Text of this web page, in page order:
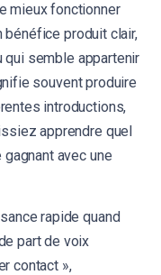
mieux fonctionner
produit clair,
qui semble appartenir
souvent produire
introductions,
apprendre quel
avec une
rapide quand
part de voix
contact »,